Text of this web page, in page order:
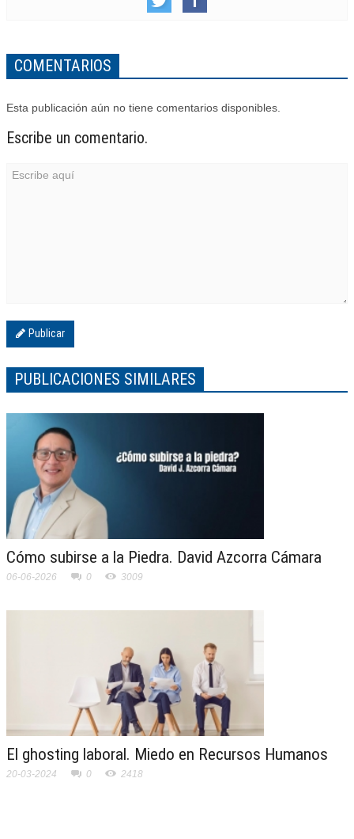
COMENTARIOS
Esta publicación aún no tiene comentarios disponibles.
Escribe un comentario.
Publicar
PUBLICACIONES SIMILARES
Cómo subirse a la Piedra. David Azcorra Cámara
06-06-2026 0 3009
El ghosting laboral. Miedo en Recursos Humanos
20-03-2024 0 2418